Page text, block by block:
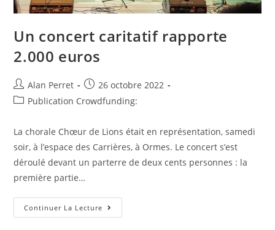
Un concert caritatif rapporte
2.000 euros
Auteur/autrice
de
Alan Perret
Post
published:
26 octobre 2022
PostPublication Crowdfunding:
La chorale Chœur de Lions était en représentation, samedi
soir, à l’espace des Carrières, à Ormes. Le concert s’est
déroulé devant un parterre de deux cents personnes : la
première partie…
Continuer La Lecture Un
Concert